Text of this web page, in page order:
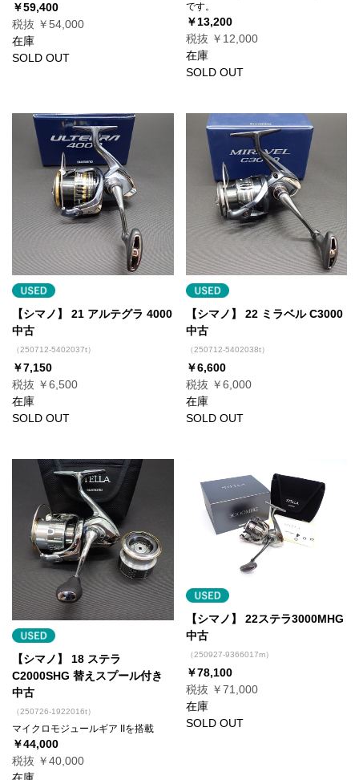
￥59,400
税抜 ￥54,000
在庫
SOLD OUT
です。
￥13,200
税抜 ￥12,000
在庫
SOLD OUT
【シマノ】 21 アルテグラ 4000
中古
（250712-5402037t）
￥7,150
税抜 ￥6,500
在庫
SOLD OUT
【シマノ】 22 ミラベル C3000
中古
（250712-5402038t）
￥6,600
税抜 ￥6,000
在庫
SOLD OUT
【シマノ】 18 ステラ
C2000SHG 替えスプール付き
中古
（250726-1922016t）
マイクロモジュールギア IIを搭載
￥44,000
税抜 ￥40,000
【シマノ】 22ステラ3000MHG
中古
（250927-9366017m）
￥78,100
税抜 ￥71,000
在庫
SOLD OUT